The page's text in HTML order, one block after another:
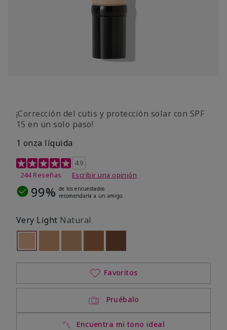
¡Corrección del cutis y protección solar con SPF
15 en un solo paso!
1 onza líquida
Calificación de clientes de 3,7 de 5
4.9
244 Reseñas
Escribir una opinión
99% de los encuestados
recomendaría a un amigo.
Very Light Natural
seleccionado
Out of stock
Pruébalo
Encuentra mi tono ideal
Favoritos